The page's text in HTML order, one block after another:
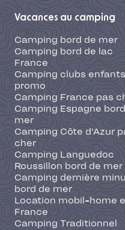
Vacances au camping
Camping bord de mer
Camping bord de lac
France
Camping clubs
promo
Camping France pas
Camping Espagne
mer
Camping Côte d'Azur
cher
Camping Languedoc
Roussillon bord de mer
Camping dernière
bord de mer
Location mobil-home
France
Camping Traditionnel